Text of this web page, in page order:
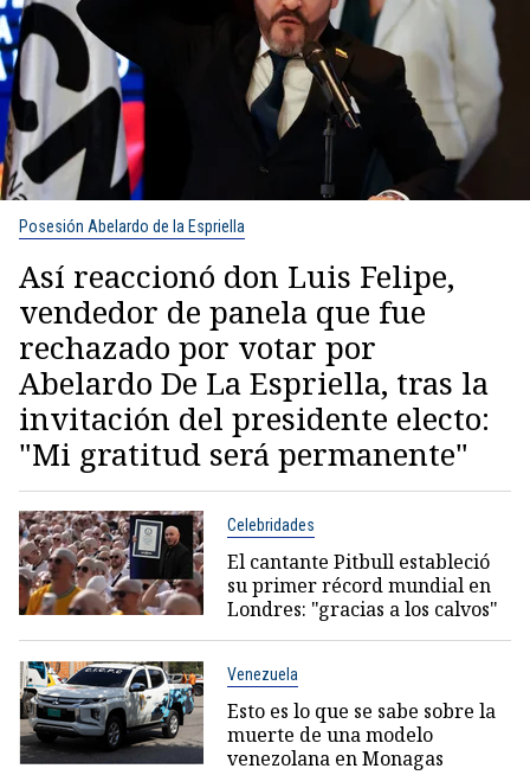
Posesión Abelardo de la Espriella
Así reaccionó don Luis Felipe,
vendedor de panela que fue
rechazado por votar por
Abelardo De La Espriella, tras la
invitación del presidente electo:
"Mi gratitud será permanente"
Celebridades
El cantante Pitbull estableció
su primer récord mundial en
Londres: "gracias a los calvos"
Venezuela
Esto es lo que se sabe sobre la
muerte de una modelo
venezolana en Monagas